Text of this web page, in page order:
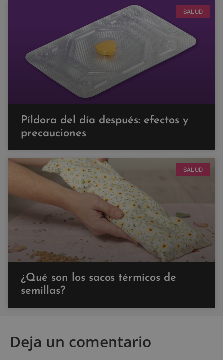
SALUD
Píldora del día después: efectos y
precauciones
SALUD
¿Qué son los sacos térmicos de
semillas?
Deja un comentario